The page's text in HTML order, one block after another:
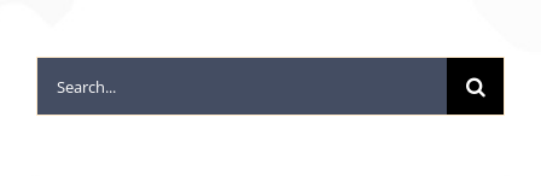
Search
for: